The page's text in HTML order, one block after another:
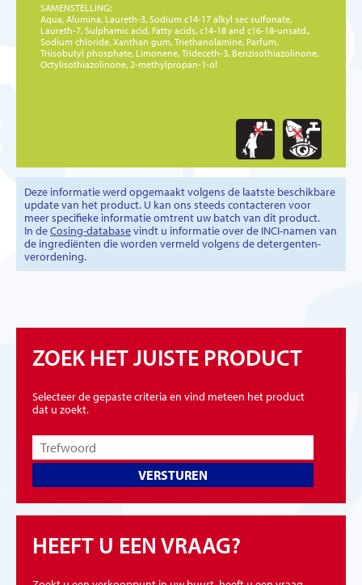
SAMENSTELLING:
Aqua, Alumina, Laureth-3, Sodium c14-17 alkyl sec sulfonate,
Laureth-7, Sulphamic acid, Fatty acids, c14-18 and c16-18-unsatd.,
Sodium chloride, Xanthan gum, Triethanolamine, Parfum,
Triisobutyl phosphate, Limonene, Trideceth-3, Benzisothiazolinone,
Octylisothiazolinone, 2-methylpropan-1-ol
Deze informatie werd opgemaakt volgens de laatste beschikbare
update van het product. U kan ons steeds contacteren voor
meer specifieke informatie omtrent uw batch van dit product.
In deCosing-databasevindt u informatie over de INCI-namen van
de ingrediënten die worden vermeld volgens de detergenten-
verordening.
ZOEK HET JUISTE PRODUCT
Selecteer de gepaste criteria en vind meteen het product
dat u zoekt.
VERSTUREN
HEEFT U EEN VRAAG?